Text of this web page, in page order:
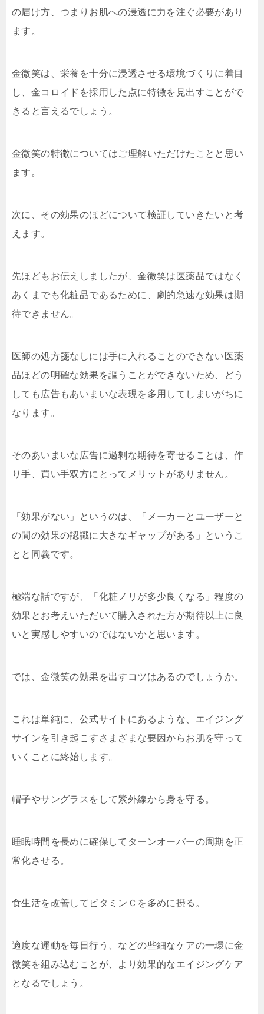
の届け方、つまりお肌への浸透に力を注ぐ必要があり
ます。
金微笑は、栄養を十分に浸透させる環境づくりに着目
し、金コロイドを採用した点に特徴を見出すことがで
きると言えるでしょう。
金微笑の特徴についてはご理解いただけたことと思い
ます。
次に、その効果のほどについて検証していきたいと考
えます。
先ほどもお伝えしましたが、金微笑は医薬品ではなく
あくまでも化粧品であるために、劇的急速な効果は期
待できません。
医師の処方箋なしには手に入れることのできない医薬
品ほどの明確な効果を謳うことができないため、どう
しても広告もあいまいな表現を多用してしまいがちに
なります。
そのあいまいな広告に過剰な期待を寄せることは、作
り手、買い手双方にとってメリットがありません。
「効果がない」というのは、「メーカーとユーザーと
の間の効果の認識に大きなギャップがある」というこ
とと同義です。
極端な話ですが、「化粧ノリが多少良くなる」程度の
効果とお考えいただいて購入された方が期待以上に良
いと実感しやすいのではないかと思います。
では、金微笑の効果を出すコツはあるのでしょうか。
これは単純に、公式サイトにあるような、エイジング
サインを引き起こすさまざまな要因からお肌を守って
いくことに終始します。
帽子やサングラスをして紫外線から身を守る。
睡眠時間を長めに確保してターンオーバーの周期を正
常化させる。
食生活を改善してビタミンＣを多めに摂る。
適度な運動を毎日行う、などの些細なケアの一環に金
微笑を組み込むことが、より効果的なエイジングケア
となるでしょう。